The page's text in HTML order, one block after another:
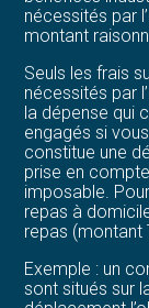
nécessités par
montant
Seuls les frais
nécessités par
la dépense qui
engagés si
constitue une
prise en
imposable.
repas à
repas (montant
Exemple : un
sont situés sur